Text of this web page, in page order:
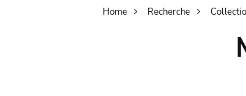
Breadcrumb
Home Recherche